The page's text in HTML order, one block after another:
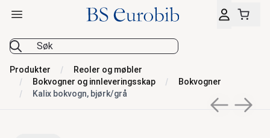
BS Eurobib
Åpne hovedmeny
Produkter
Reoler og møbler
Bokvogner og innleveringsskap
Bokvogner
Kalix bokvogn, bjørk/grå
Previous
Next